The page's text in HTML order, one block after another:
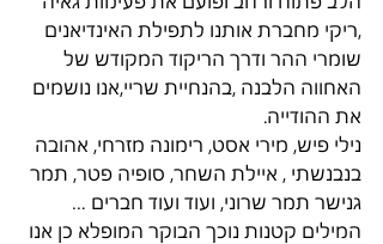
,ריקי מחברת אותנו לתפילת האינדיאנים
שומרי ההר ודרך הריקוד המקודש של
האחווה הלבנה ,בהנחיית שריי,אנו נושמים
את ההודייה.
נילי פיש, מירי אסט, רימונה מזרחי, אהובה
בנבנשתי , איילת השחר, סופיה פטר, תמר
גנישר תמר שרוני, ועוד ועוד חברים …
המילים קטנות נוכך הבוקר המופלא כן אנו